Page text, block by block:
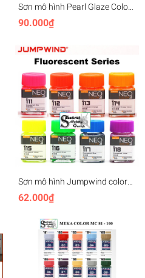
Sơn mô hình Pearl Glaze Color
GC series lacuqer Jumpwind
90.000₫
Sơn mô hình Jumpwind color
màu huỳnh quang phát sáng
với led UV No. 111-118
62.000₫